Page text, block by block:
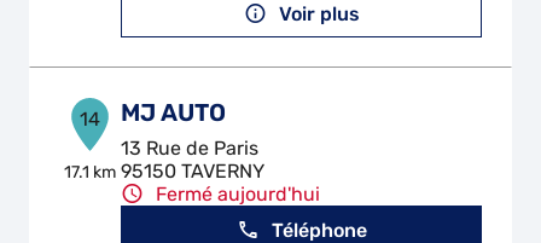
Voir plus
14
17.1 km
MJ AUTO
13 Rue de Paris
95150 TAVERNY
Fermé aujourd'hui
Téléphone